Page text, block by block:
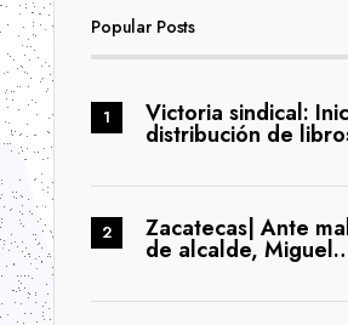
Popular Posts
Victoria sindical:
distribución de
Zacatecas| Ante
de alcalde,